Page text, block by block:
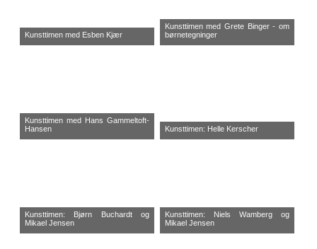
Kunsttimen med Esben Kjær
Kunsttimen med Grete Binger - om
børnetegninger
Kunsttimen med Hans Gammeltoft-
Hansen
Kunsttimen: Helle Kerscher
Kunsttimen: Bjørn Buchardt og
Mikael Jensen
Kunsttimen: Niels Wamberg og
Mikael Jensen